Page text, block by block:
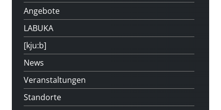
Angebote
LABUKA
[kju:b]
News
Veranstaltungen
Standorte